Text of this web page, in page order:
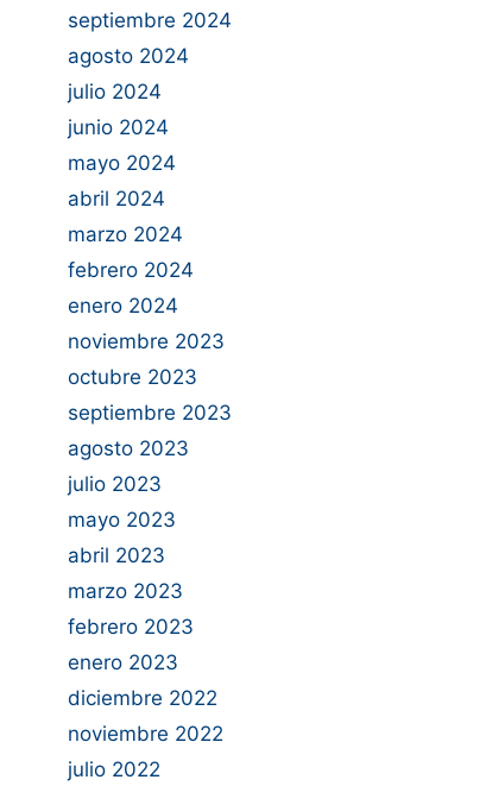
septiembre 2024
agosto 2024
julio 2024
junio 2024
mayo 2024
abril 2024
marzo 2024
febrero 2024
enero 2024
noviembre 2023
octubre 2023
septiembre 2023
agosto 2023
julio 2023
mayo 2023
abril 2023
marzo 2023
febrero 2023
enero 2023
diciembre 2022
noviembre 2022
julio 2022